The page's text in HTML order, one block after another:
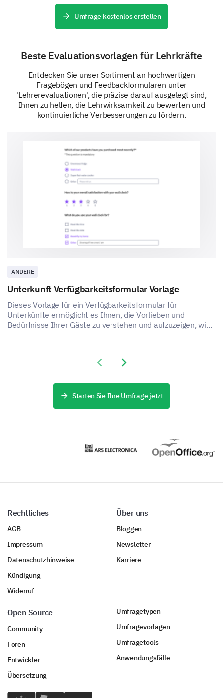
Was gefällt Ihnen am meisten an der Art und
und alle zusätzlichen Rückmeldungen sprechen.
Wie zufrieden sind Sie mit Ihrer
Gesamterfahrung mit Ihrem Tanzlehrer?
Haben Sie zusätzliche Kommentare oder
Umfrage kostenlos erstellen
Beste Evaluationsvorlagen für Lehrkräfte
Entdecken Sie unser Sortiment an hochwertigen
Fragebögen und Feedbackformularen unter
'Lehrerevaluationen', die präzise darauf ausgelegt sind,
Ihnen zu helfen, die Lehrwirksamkeit zu bewerten und
kontinuierliche Verbesserungen zu fördern.
ANDERE
Unterkunft Verfügbarkeitsformular Vorlage
Dieses Vorlage für ein Verfügbarkeitsformular für
Unterkünfte ermöglicht es Ihnen, die Vorlieben und
Bedürfnisse Ihrer Gäste zu verstehen und aufzuzeigen, wie
Previous slide
Next slide
Starten Sie Ihre Umfrage jetzt
Rechtliches
AGB
Impressum
Datenschutzhinweise
Kündigung
Widerruf
Über uns
Bloggen
Newsletter
Karriere
Open Source
Community
Foren
Entwickler
Übersetzung
Umfragetypen
Umfragevorlagen
Umfragetools
Anwendungsfälle